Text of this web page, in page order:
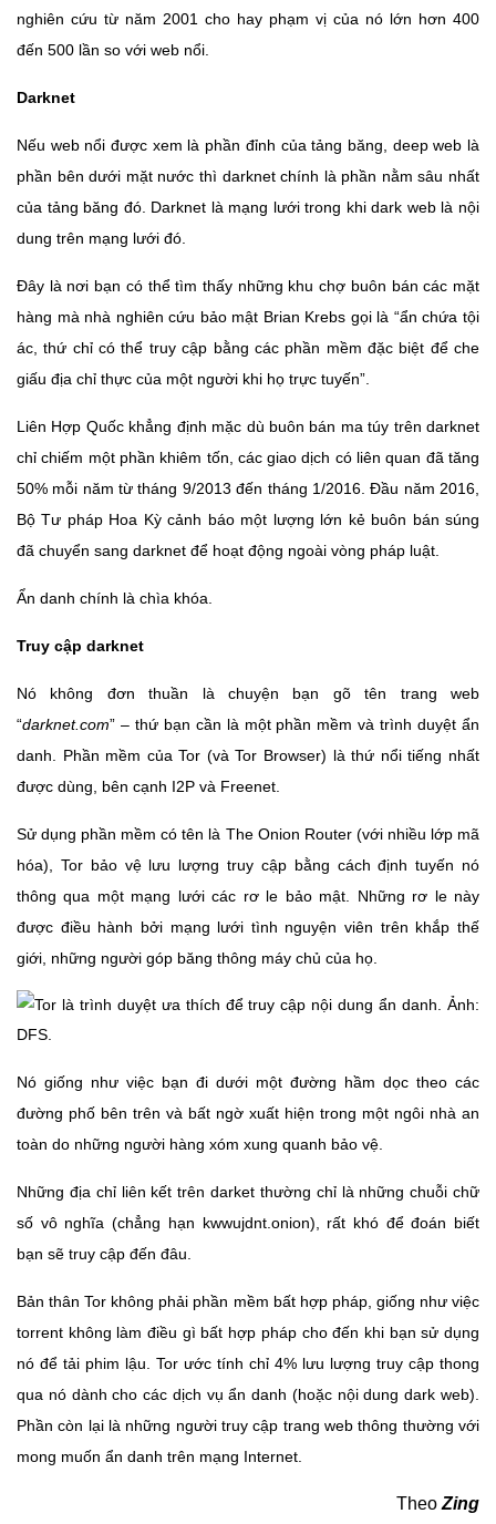
nghiên cứu từ năm 2001 cho hay phạm vị của nó lớn hơn 400
đến 500 lần so với web nổi.
Darknet
Nếu web nổi được xem là phần đỉnh của tảng băng, deep web là
phần bên dưới mặt nước thì darknet chính là phần nằm sâu nhất
của tảng băng đó. Darknet là mạng lưới trong khi dark web là nội
dung trên mạng lưới đó.
Đây là nơi bạn có thể tìm thấy những khu chợ buôn bán các mặt
hàng mà nhà nghiên cứu bảo mật Brian Krebs gọi là “ẩn chứa tội
ác, thứ chỉ có thể truy cập bằng các phần mềm đặc biệt để che
giấu địa chỉ thực của một người khi họ trực tuyến”.
Liên Hợp Quốc khẳng định mặc dù buôn bán ma túy trên darknet
chỉ chiếm một phần khiêm tốn, các giao dịch có liên quan đã tăng
50% mỗi năm từ tháng 9/2013 đến tháng 1/2016. Đầu năm 2016,
Bộ Tư pháp Hoa Kỳ cảnh báo một lượng lớn kẻ buôn bán súng
đã chuyển sang darknet để hoạt động ngoài vòng pháp luật.
Ẩn danh chính là chìa khóa.
Truy cập darknet
Nó không đơn thuần là chuyện bạn gõ tên trang web
“darknet.com” – thứ bạn cần là một phần mềm và trình duyệt ẩn
danh. Phần mềm của Tor (và Tor Browser) là thứ nổi tiếng nhất
được dùng, bên cạnh I2P và Freenet.
Sử dụng phần mềm có tên là The Onion Router (với nhiều lớp mã
hóa), Tor bảo vệ lưu lượng truy cập bằng cách định tuyến nó
thông qua một mạng lưới các rơ le bảo mật. Những rơ le này
được điều hành bởi mạng lưới tình nguyện viên trên khắp thế
giới, những người góp băng thông máy chủ của họ.
Nó giống như việc bạn đi dưới một đường hầm dọc theo các
đường phố bên trên và bất ngờ xuất hiện trong một ngôi nhà an
toàn do những người hàng xóm xung quanh bảo vệ.
Những địa chỉ liên kết trên darket thường chỉ là những chuỗi chữ
số vô nghĩa (chẳng hạn kwwujdnt.onion), rất khó để đoán biết
bạn sẽ truy cập đến đâu.
Bản thân Tor không phải phần mềm bất hợp pháp, giống như việc
torrent không làm điều gì bất hợp pháp cho đến khi bạn sử dụng
nó để tải phim lậu. Tor ước tính chỉ 4% lưu lượng truy cập thong
qua nó dành cho các dịch vụ ẩn danh (hoặc nội dung dark web).
Phần còn lại là những người truy cập trang web thông thường với
mong muốn ẩn danh trên mạng Internet.
Theo Zing